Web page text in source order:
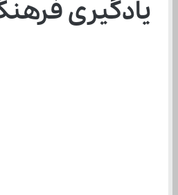
یادگیری فرهنگ و